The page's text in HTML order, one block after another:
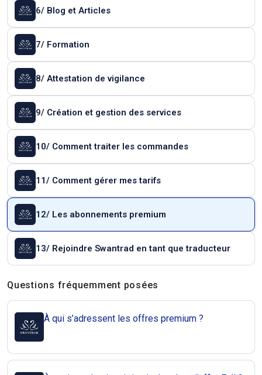
6/ Blog et Articles
7/ Formation
8/ Attestation de vigilance
9/ Création et gestion des services
10/ Comment traiter les commandes
11/ Comment gérer mes tarifs
12/ Les abonnements premium
13/ Rejoindre Swantrad en tant que traducteur
Questions et réponses
Questions fréquemment posées
À qui s’adressent les offres premium ?